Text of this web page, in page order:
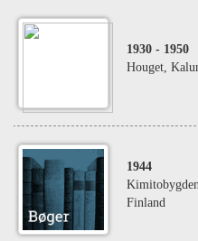
1930 - 1950
Houget,
1944
Finland